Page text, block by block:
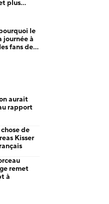
plus
le
journée à
fans de
aurait
rapport
de
Kisser
remet
à